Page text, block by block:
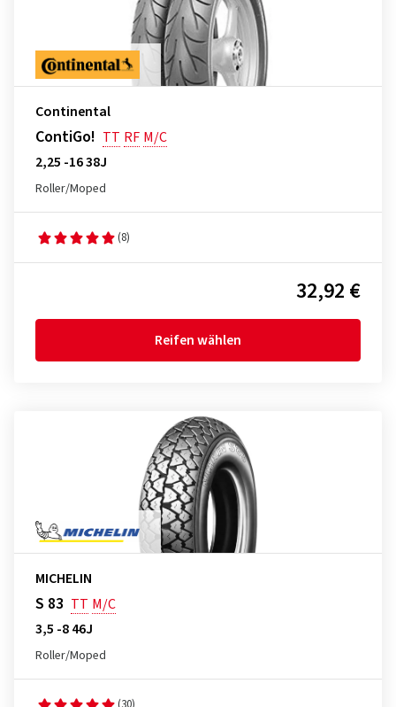
Continental
ContiGo! TT RF M/C
2,25 -16 38J
Roller/Moped
(8)
32,92 €
Reifen wählen
MICHELIN
S 83 TT M/C
3,5 -8 46J
Roller/Moped